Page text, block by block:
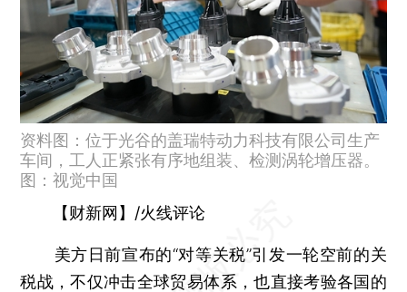
资料图：位于光谷的盖瑞特动力科技有限公司生产
车间，工人正紧张有序地组装、检测涡轮增压器。
图：视觉中国
【财新网】/火线评论
美方日前宣布的“对等关税”引发一轮空前的关
税战，不仅冲击全球贸易体系，也直接考验各国的